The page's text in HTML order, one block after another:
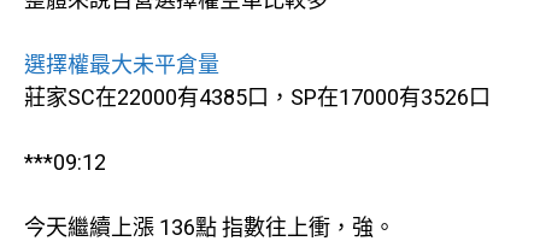
選擇權最大未平倉量
莊家SC在22000有4385口，SP在17000有3526口
***09:12
今天繼續上漲 136點 指數往上衝，強。